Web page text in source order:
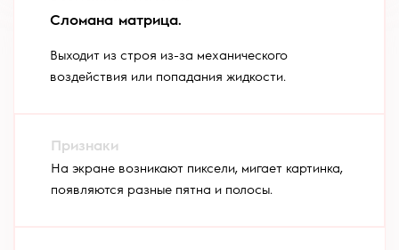
Сломана матрица.
Выходит из строя из-за механического
воздействия или попадания жидкости.
На экране возникают пиксели, мигает картинка,
появляются разные пятна и полосы.